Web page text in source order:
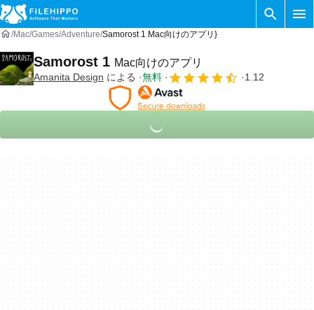
Mac Games Adventure Samorost 1 Mac向けのアプリ}
Samorost 1 Mac向けのアプリ
Amanita Design による 無料 1.12